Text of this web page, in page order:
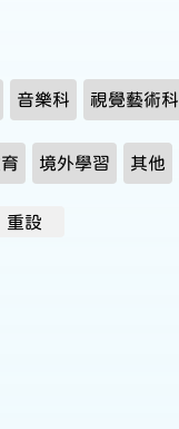
音樂科 視覺藝術科
境外學習 其他